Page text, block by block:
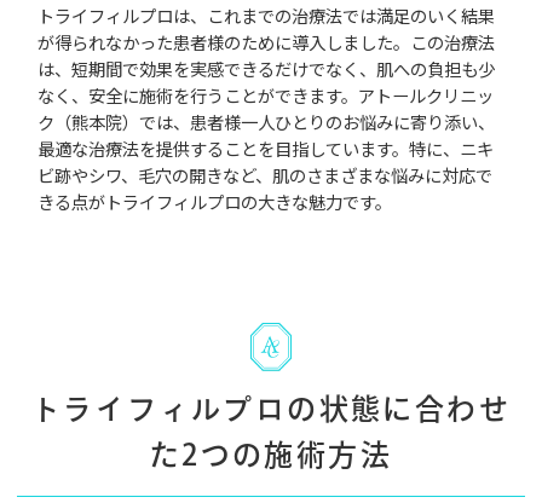
トライフィルプロは、これまでの治療法では満足のいく結果
が得られなかった患者様のために導入しました。この治療法
は、短期間で効果を実感できるだけでなく、肌への負担も少
なく、安全に施術を行うことができます。アトールクリニッ
ク（熊本院）では、患者様一人ひとりのお悩みに寄り添い、
最適な治療法を提供することを目指しています。特に、ニキ
ビ跡やシワ、毛穴の開きなど、肌のさまざまな悩みに対応で
きる点がトライフィルプロの大きな魅力です。
トライフィルプロの状態に合わせ
た2つの施術方法